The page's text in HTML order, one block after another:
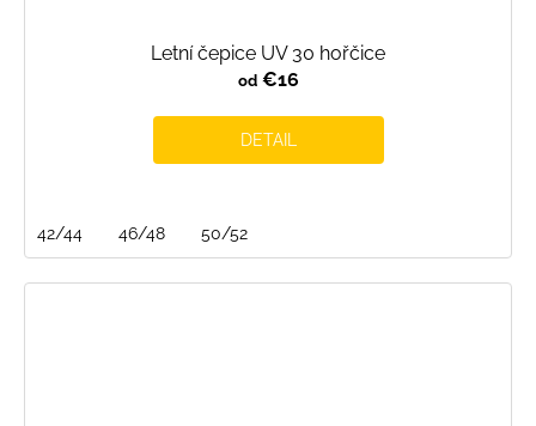
Letní čepice UV 30 hořčice
od€16
DETAIL
42/44 46/48 50/52